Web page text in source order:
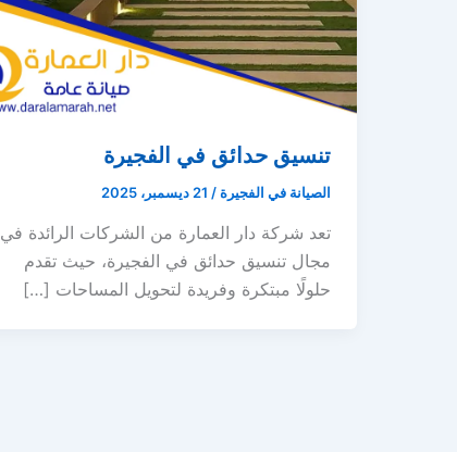
تنسيق حدائق في الفجيرة
الصيانة في الفجيرة/ 21 ديسمبر، 2025
تعد شركة دار العمارة من الشركات الرائدة في
مجال تنسيق حدائق في الفجيرة، حيث تقدم
حلولًا مبتكرة وفريدة لتحويل المساحات […]